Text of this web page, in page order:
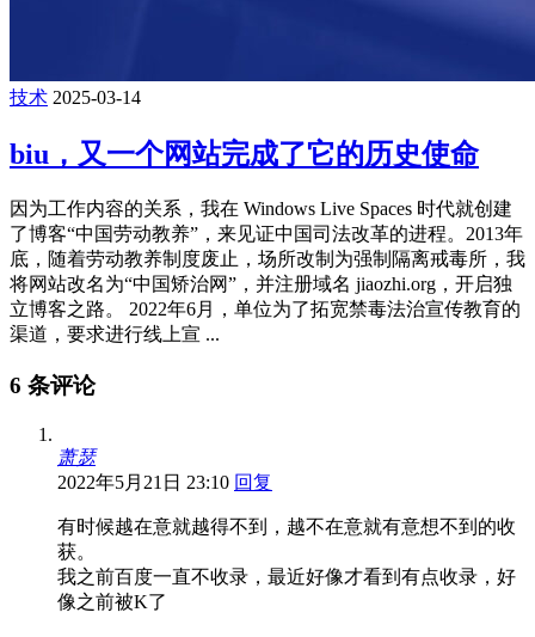
技术 2025-03-14
biu，又一个网站完成了它的历史使命
因为工作内容的关系，我在 Windows Live Spaces 时代就创建
了博客“中国劳动教养”，来见证中国司法改革的进程。2013年
底，随着劳动教养制度废止，场所改制为强制隔离戒毒所，我
将网站改名为“中国矫治网”，并注册域名 jiaozhi.org，开启独
立博客之路。 2022年6月，单位为了拓宽禁毒法治宣传教育的
渠道，要求进行线上宣 ...
6 条评论
萧瑟
2022年5月21日 23:10 回复
有时候越在意就越得不到，越不在意就有意想不到的收
获。
我之前百度一直不收录，最近好像才看到有点收录，好
像之前被K了